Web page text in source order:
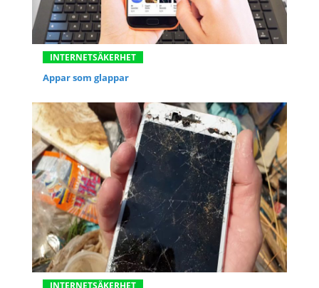
INTERNETSÄKERHET
Appar som glappar
INTERNETSÄKERHET